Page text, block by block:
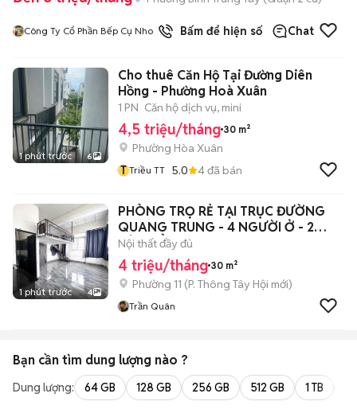
Công Ty Cổ Phần Bếp Cụ Nho Bấm để hiện số Chat
1 phút trước 6
Cho thuê Căn Hộ Tại Đường Diên
Hồng - Phường Hoà Xuân
1 PN Căn hộ dịch vụ, mini
4,5 triệu/tháng 30 m²
Phường Hòa Xuân
T Triều TT 5.0 4đã bán
1 phút trước 4
PHÒNG TRỌ RẺ TẠI TRỤC ĐƯỜNG
QUANG TRUNG - 4 NGƯỜI Ở - 2
CỬA SỔ TRỜI
Nội thất đầy đủ
4 triệu/tháng 30 m²
Phường 11 (P. Thông Tây Hội mới)
Trần Quân
Bạn cần tìm dung lượng nào ?
Dung lượng: 64 GB 128 GB 256 GB 512 GB 1 TB